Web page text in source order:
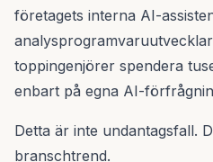
företagets interna AI-
toppingenjörer spendera
enbart på egna AI-
Detta är inte undantagsfall.
branschtrend.